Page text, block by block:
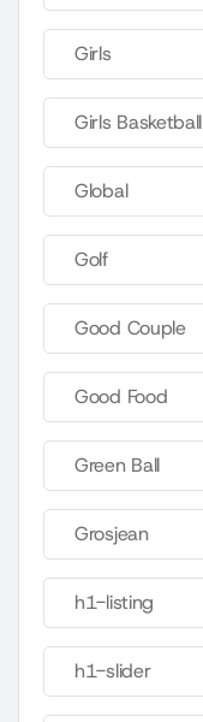
Girls
Girls Basketball
Global
Golf
Good Couple
Good Food
Green Ball
Grosjean
h1-listing
h1-slider